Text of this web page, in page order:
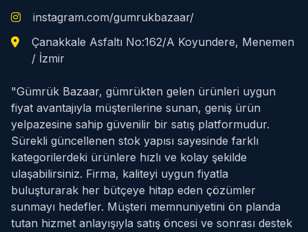
instagram.com/gumrukbazaar/
Çanakkale Asfaltı No:162/A Koyundere, Menemen
/ İzmir
"Gümrük Bazaar, gümrükten gelen ürünleri uygun
fiyat avantajıyla müşterilerine sunan, geniş ürün
yelpazesine sahip güvenilir bir satış platformudur.
Sürekli güncellenen stok yapısı sayesinde farklı
kategorilerdeki ürünlere hızlı ve kolay şekilde
ulaşabilirsiniz. Firma, kaliteyi uygun fiyatla
buluşturarak her bütçeye hitap eden çözümler
sunmayı hedefler. Müşteri memnuniyetini ön planda
tutan hizmet anlayışıyla satış öncesi ve sonrası destek